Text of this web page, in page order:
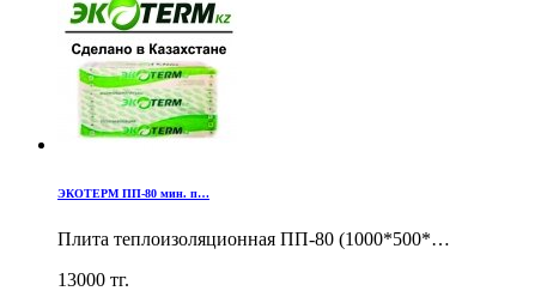
ЭКОТЕРМ ПП-80 мин. п…
Плита теплоизоляционная ПП-80 (1000*500*…
13000 тг.